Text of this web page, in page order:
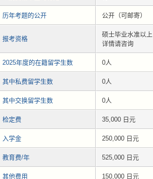
历年考题的公开 公开（可邮寄）
报考资格
硕士毕业水准以上
详情请咨询
2025年度的在籍留学生数 0人
其中私费留学生数 0人
其中交换留学生数 0人
检定费 35,000 日元
入学金 250,000 日元
教育费/年 525,000 日元
其他费用 150,000 日元